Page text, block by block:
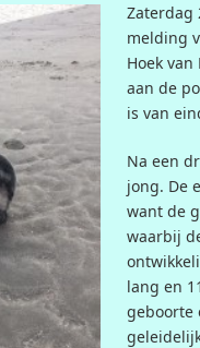
Zaterdag
melding
Hoek
aan de
is van
Na een
jong. De
want de
waarbij
lang en
geboorte